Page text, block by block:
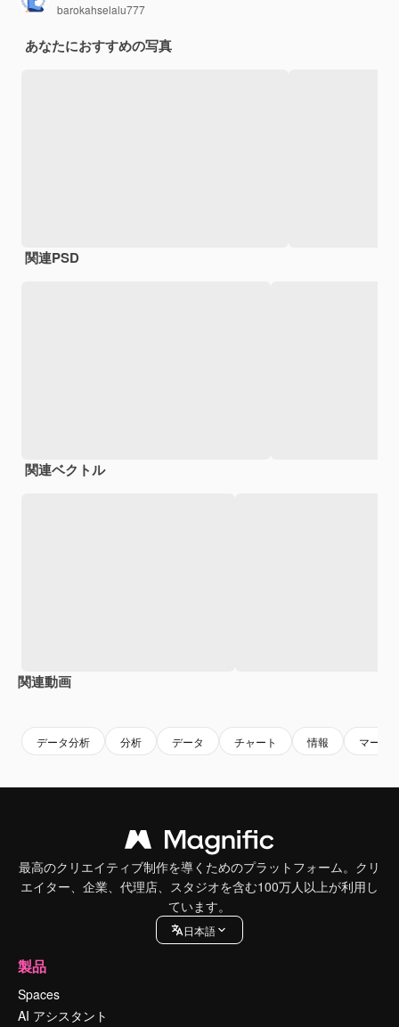
barokahselalu777
あなたにおすすめの写真
関連PSD
関連ベクトル
関連動画
データ分析 分析 データ チャート 情報 マーケ
最高のクリエイティブ制作を導くためのプラットフォーム。クリ
エイター、企業、代理店、スタジオを含む100万人以上が利用し
ています。
日本語
製品
Spaces
AI アシスタント